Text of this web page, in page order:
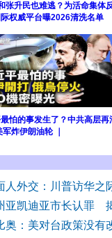
张升民也难逃？为活命集体
权威平台曝2026清洗名单
怕的事发生了？中共高层再
炸伊朗油轮 ｜
人外交：川普访华之
亚凯迪亚市长认罪
奥：美对台政策没有